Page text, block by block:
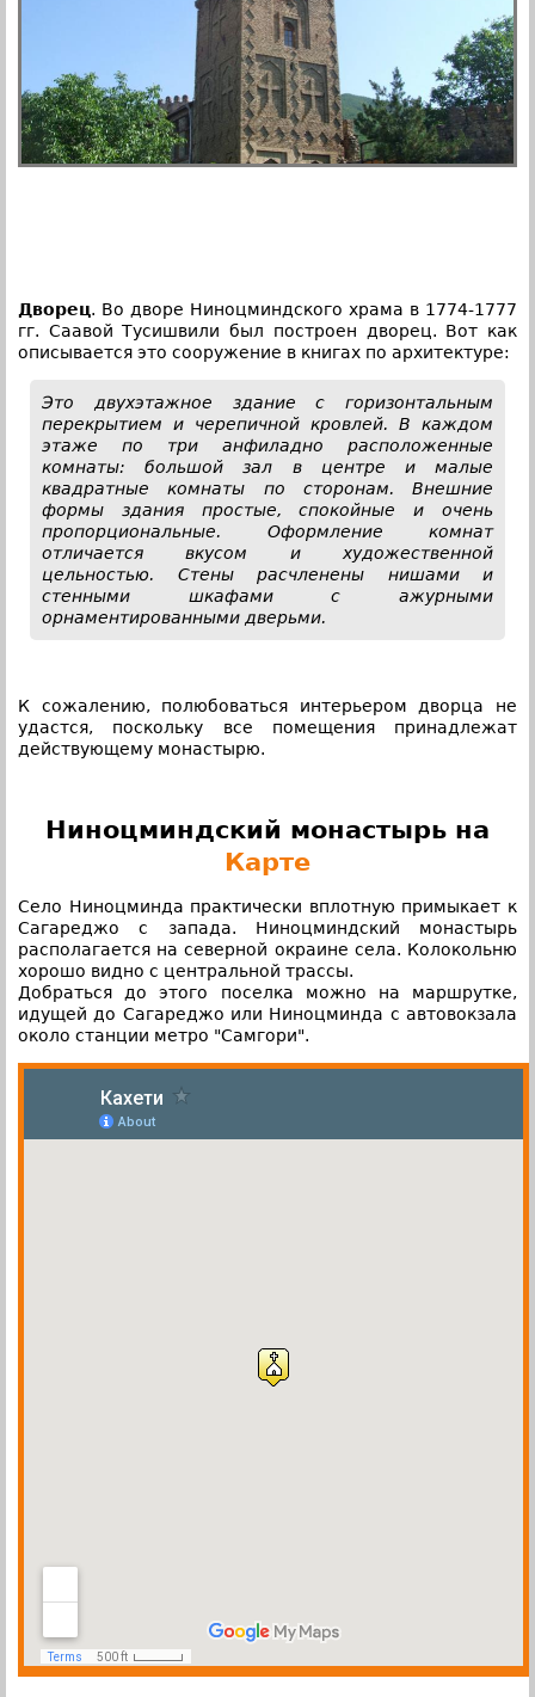
Дворец. Во дворе Ниноцминдского храма в 1774-1777
гг. Саавой Тусишвили был построен дворец. Вот как
описывается это сооружение в книгах по архитектуре:
Это двухэтажное здание с горизонтальным
перекрытием и черепичной кровлей. В каждом
этаже по три анфиладно расположенные
комнаты: большой зал в центре и малые
квадратные комнаты по сторонам. Внешние
формы здания простые, спокойные и очень
пропорциональные. Оформление комнат
отличается вкусом и художественной
цельностью. Стены расчленены нишами и
стенными шкафами с ажурными
орнаментированными дверьми.
К сожалению, полюбоваться интерьером дворца не
удастся, поскольку все помещения принадлежат
действующему монастырю.
Ниноцминдский монастырь на
Карте
Село Ниноцминда практически вплотную примыкает к
Сагареджо с запада. Ниноцминдский монастырь
располагается на северной окраине села. Колокольню
хорошо видно с центральной трассы.
Добраться до этого поселка можно на маршрутке,
идущей до Сагареджо или Ниноцминда с автовокзала
около станции метро "Самгори".